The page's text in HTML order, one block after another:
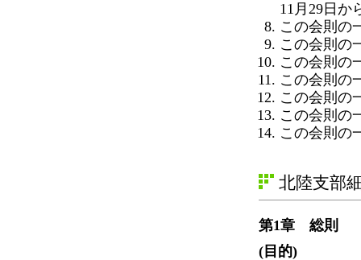
11月29日か
この会則の
この会則の
この会則の
この会則の
この会則の
この会則の
この会則の
北陸支部
第1章 総則
(目的)